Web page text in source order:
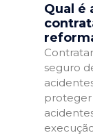
Qual é
seguro
proteger